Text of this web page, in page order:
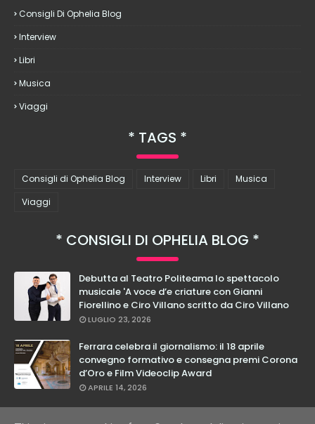
Consigli Di Ophelia Blog
Interview
Libri
Musica
Viaggi
TAGS
Consigli di Ophelia Blog Interview Libri
Musica
Viaggi
CONSIGLI DI OPHELIA BLOG
Debutta al Teatro Politeama lo spettacolo
musicale 'A voce d’e criature con Gianni
Fiorellino e Ciro Villano scritto da Ciro Villano
LUGLIO 23, 2026
Ferrara celebra il giornalismo: il 18 aprile
convegno formativo e consegna premi Corona
d’Oro e Film Videoclip Award
APRILE 14, 2026